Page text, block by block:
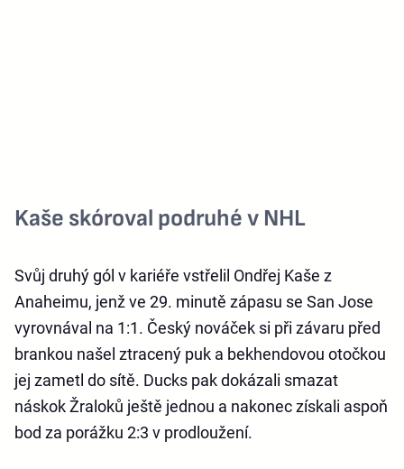
Kaše skóroval podruhé v NHL
Svůj druhý gól v kariéře vstřelil Ondřej Kaše z
Anaheimu, jenž ve 29. minutě zápasu se San Jose
vyrovnával na 1:1. Český nováček si při závaru před
brankou našel ztracený puk a bekhendovou otočkou
jej zametl do sítě. Ducks pak dokázali smazat
náskok Žraloků ještě jednou a nakonec získali aspoň
bod za porážku 2:3 v prodloužení.